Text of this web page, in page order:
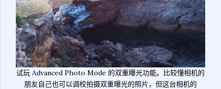
试玩 Advanced Photo Mode 的双重曝光功能。比较懂相机的
朋友自己也可以调校拍摄双重曝光的照片，但这台相机的